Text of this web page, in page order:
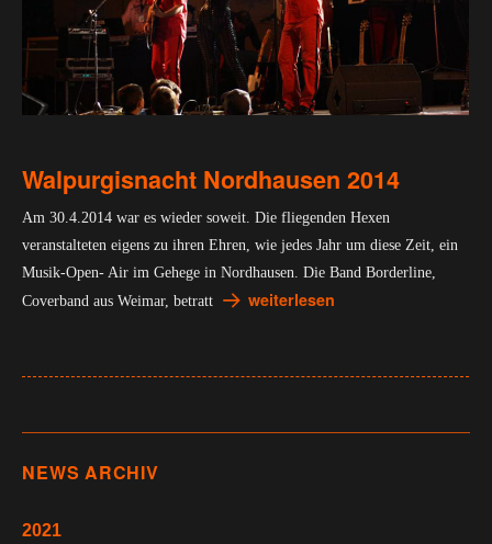
Walpurgisnacht Nordhausen 2014
Am 30.4.2014 war es wieder soweit. Die fliegenden Hexen
veranstalteten eigens zu ihren Ehren, wie jedes Jahr um diese Zeit, ein
Musik-Open- Air im Gehege in Nordhausen. Die Band Borderline,
Coverband aus Weimar, betratt
weiterlesen
NEWS ARCHIV
2021